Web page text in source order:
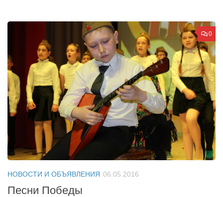
0
НОВОСТИ И ОБЪЯВЛЕНИЯ 06.05.2016
Песни Победы